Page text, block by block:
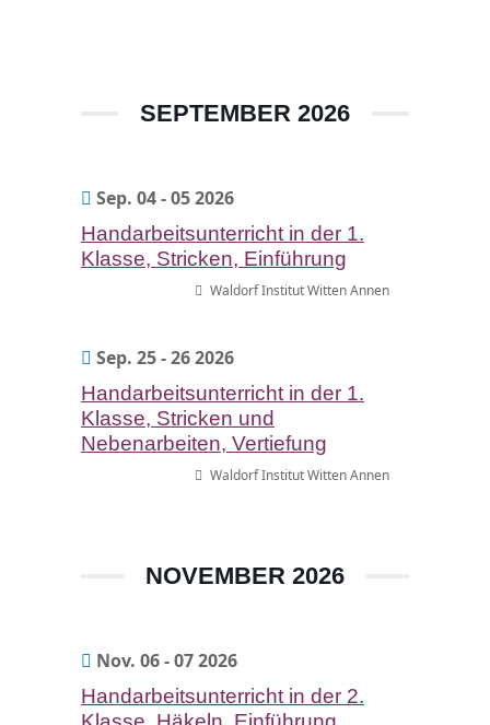
SEPTEMBER 2026
Sep. 04 - 05 2026
Handarbeitsunterricht in der 1.
Klasse, Stricken, Einführung
Waldorf Institut Witten Annen
Sep. 25 - 26 2026
Handarbeitsunterricht in der 1.
Klasse, Stricken und
Nebenarbeiten, Vertiefung
Waldorf Institut Witten Annen
NOVEMBER 2026
Nov. 06 - 07 2026
Handarbeitsunterricht in der 2.